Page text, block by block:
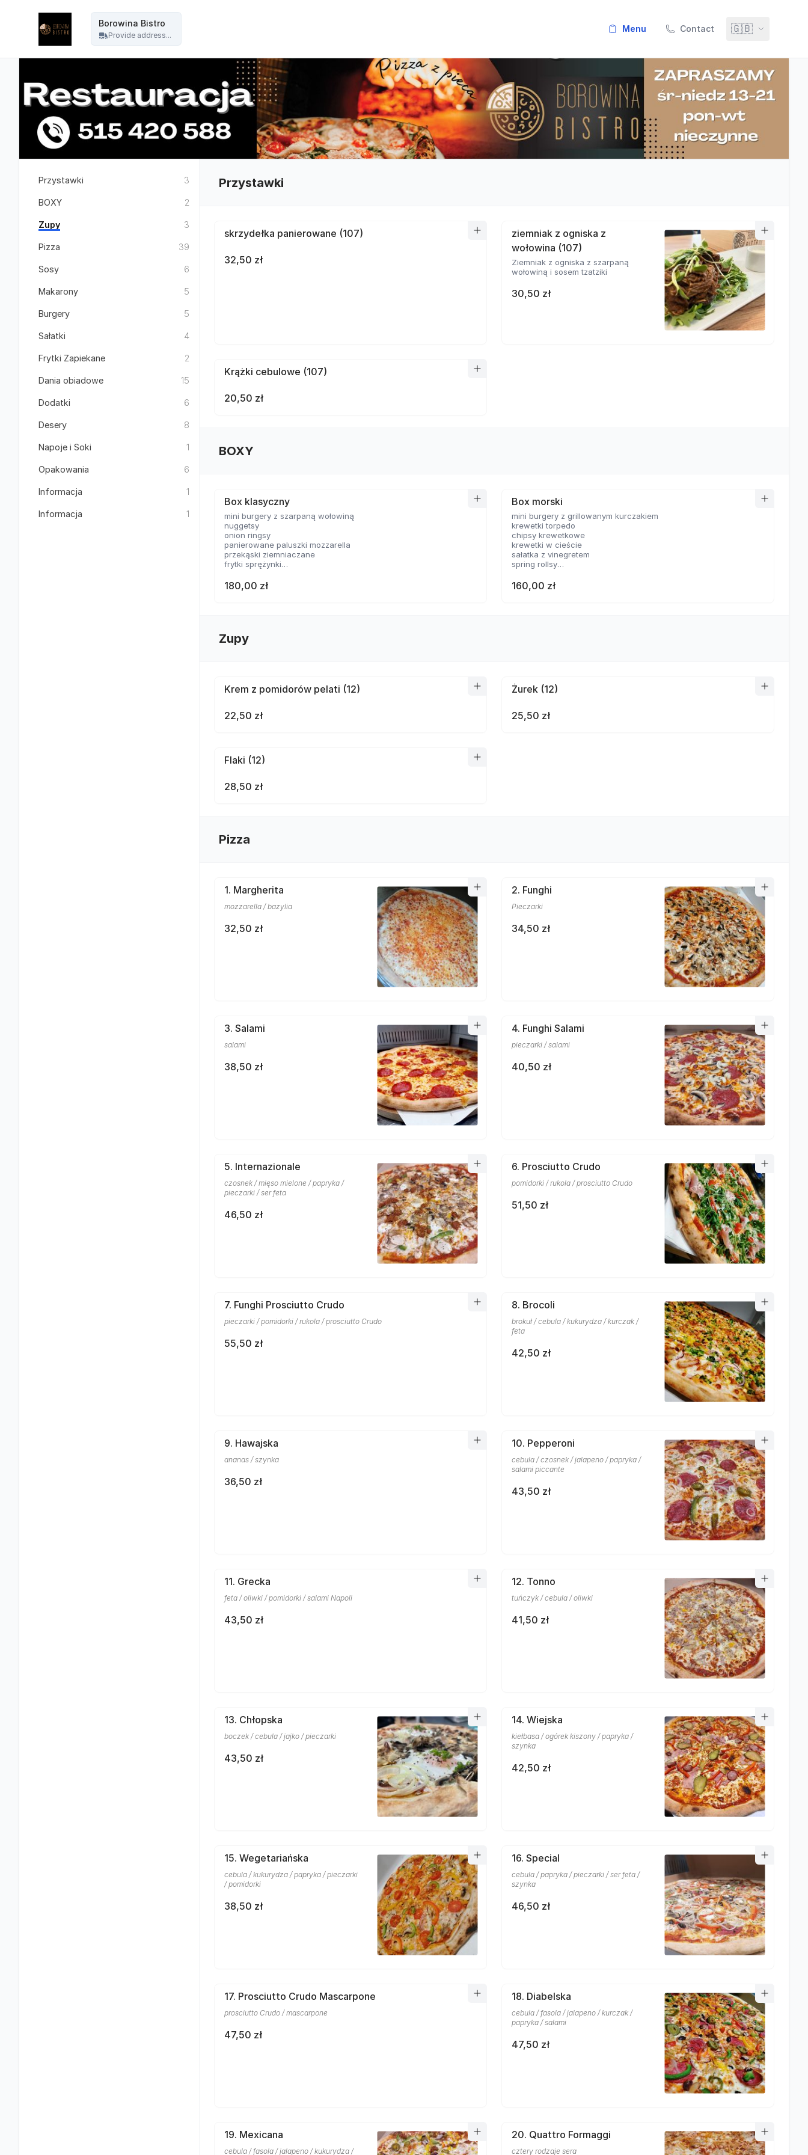
Borowina Bistro
Provide address...
menu Contact 🇬🇧
Przystawki 3
BOXY 2
Zupy 3
Pizza 39
Sosy 6
Makarony 5
Burgery 5
Sałatki 4
Frytki Zapiekane 2
Dania obiadowe 15
Dodatki 6
Desery 8
Napoje i Soki 1
Opakowania 6
Informacja 1
Informacja 1
Przystawki
skrzydełka panierowane (107)
32,50 zł
ziemniak z ogniska z
wołowina (107)
Ziemniak z ogniska z szarpaną
wołowiną i sosem tzatziki
30,50 zł
Krążki cebulowe (107)
20,50 zł
BOXY
Box klasyczny
mini burgery z szarpaną wołowiną
nuggetsy
onion ringsy
panierowane paluszki mozzarella
przekąski ziemniaczane
frytki sprężynki
skrzydełka panierowane
2 rodzaje sosów
180,00 zł
Box morski
mini burgery z grillowanym kurczakiem
krewetki torpedo
chipsy krewetkowe
krewetki w cieście
sałatka z vinegretem
spring rollsy
160,00 zł
Zupy
Krem z pomidorów pelati (12)
22,50 zł
Żurek (12)
25,50 zł
Flaki (12)
28,50 zł
Pizza
1. Margherita
mozzarella / bazylia
32,50 zł
2. Funghi
Pieczarki
34,50 zł
3. Salami
salami
38,50 zł
4. Funghi Salami
pieczarki / salami
40,50 zł
5. Internazionale
czosnek / mięso mielone / papryka /
pieczarki / ser feta
46,50 zł
6. Prosciutto Crudo
pomidorki / rukola / prosciutto Crudo
51,50 zł
7. Funghi Prosciutto Crudo
pieczarki / pomidorki / rukola / prosciutto Crudo
55,50 zł
8. Brocoli
brokuł / cebula / kukurydza / kurczak /
feta
42,50 zł
9. Hawajska
ananas / szynka
36,50 zł
10. Pepperoni
cebula / czosnek / jalapeno / papryka /
salami piccante
43,50 zł
11. Grecka
feta / oliwki / pomidorki / salami Napoli
43,50 zł
12. Tonno
tuńczyk / cebula / oliwki
41,50 zł
13. Chłopska
boczek / cebula / jajko / pieczarki
43,50 zł
14. Wiejska
kiełbasa / ogórek kiszony / papryka /
szynka
42,50 zł
15. Wegetariańska
cebula / kukurydza / papryka / pieczarki
/ pomidorki
38,50 zł
16. Special
cebula / papryka / pieczarki / ser feta /
szynka
46,50 zł
17. Prosciutto Crudo Mascarpone
prosciutto Crudo / mascarpone
47,50 zł
18. Diabelska
cebula / fasola / jalapeno / kurczak /
papryka / salami
47,50 zł
19. Mexicana
cebula / fasola / jalapeno / kukurydza /
20. Quattro Formaggi
cztery rodzaje sera